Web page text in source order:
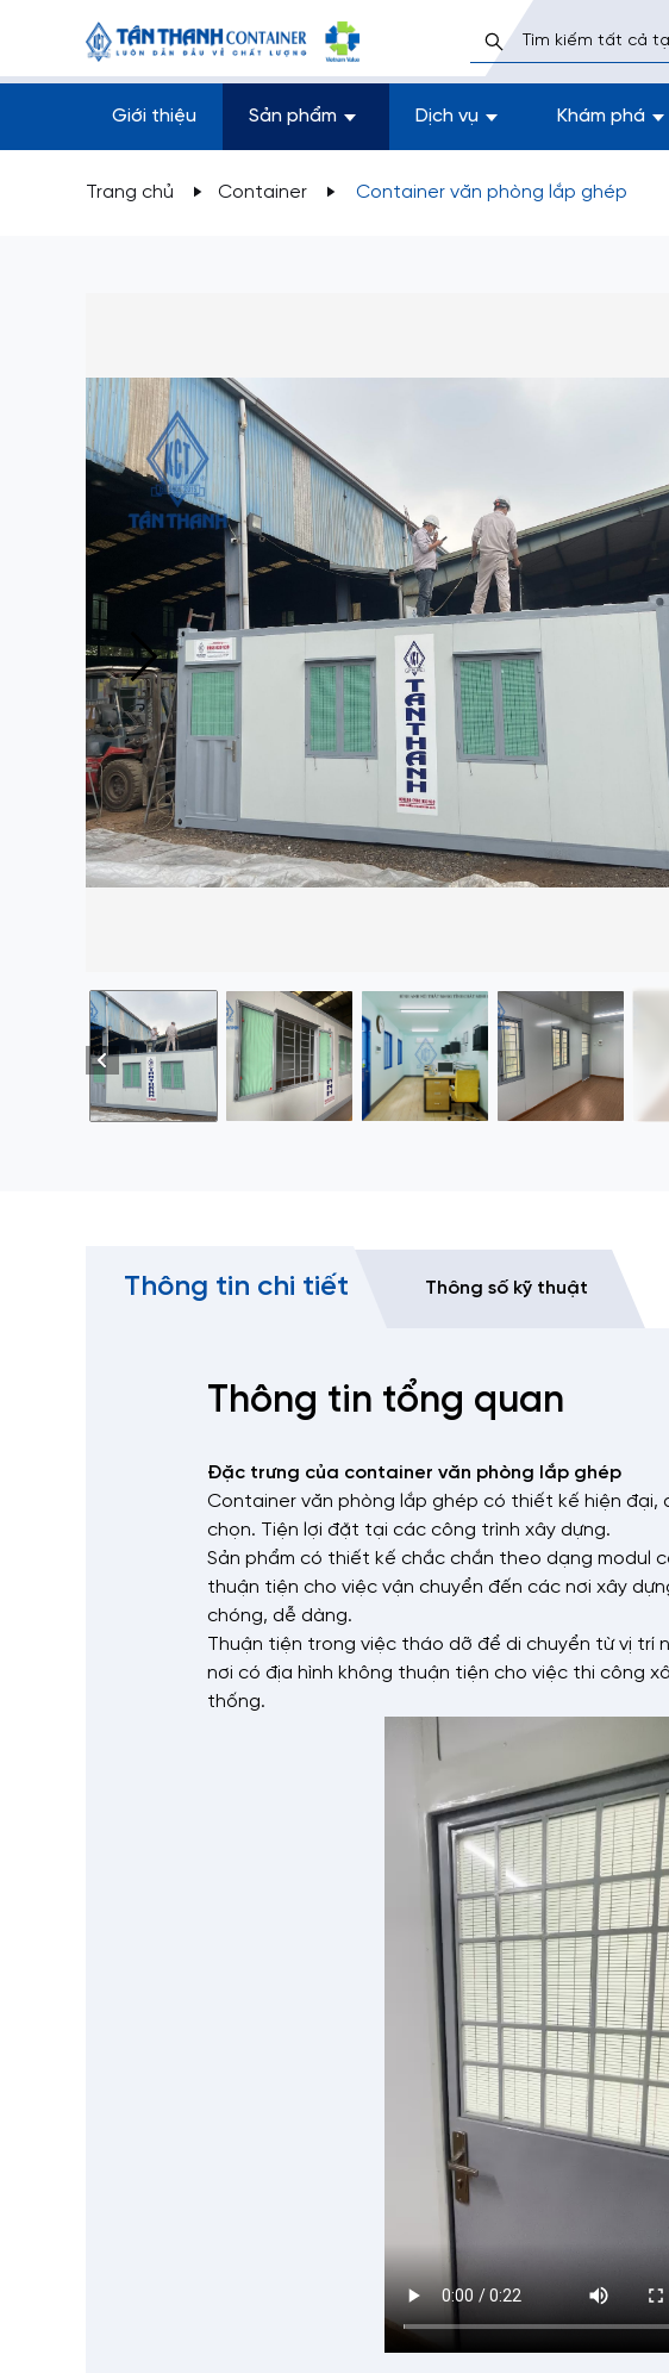
Giới thiệu Sản phẩm Dịch vụ Khám phá
Trang chủ Container Container văn phòng lắp ghép
Thông tin chi tiết Thông số kỹ thuật
Thông tin tổng quan
Đặc trưng của container văn phòng lắp ghép
Container văn phòng lắp ghép có thiết kế hiện đại,
chọn. Tiện lợi đặt tại các công trình xây dựng.
Sản phẩm có thiết kế chắc chắn theo dạng modul
thuận tiện cho việc vận chuyển đến các nơi xây
chóng, dễ dàng.
Thuận tiện trong việc tháo dỡ để di chuyển từ vị trí
nơi có địa hình không thuận tiện cho việc thi công
thống.